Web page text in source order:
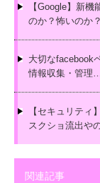
【Google】新
のか？怖いのか
大切なfacebook
情報収集・管理…
【セキュリティ
スクショ流出や
関連記事